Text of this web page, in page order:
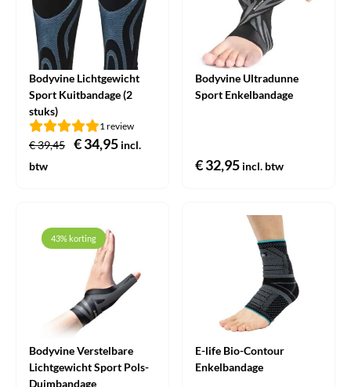
Bodyvine Lichtgewicht
Sport Kuitbandage (2
stuks)
1 review
€39,45
Oorspronkelijke
€34,95Huidige
incl.
btw
Bodyvine Ultradunne
Sport Enkelbandage
€32,95 incl. btw
43% korting
Bodyvine Verstelbare
Lichtgewicht Sport Pols-
Duimbandage
E-life Bio-Contour
Enkelbandage